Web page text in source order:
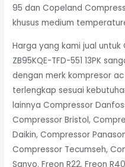
95 dan Copeland
khusus medium
Harga yang kami jual
ZB95KQE-TFD-551 13PK
dengan merk kompresor
terlengkap sesuai
lainnya Compressor
Compressor Bristol,
Daikin, Compressor
Compressor Tecumseh,
Sanyo. Freon R22, Freon